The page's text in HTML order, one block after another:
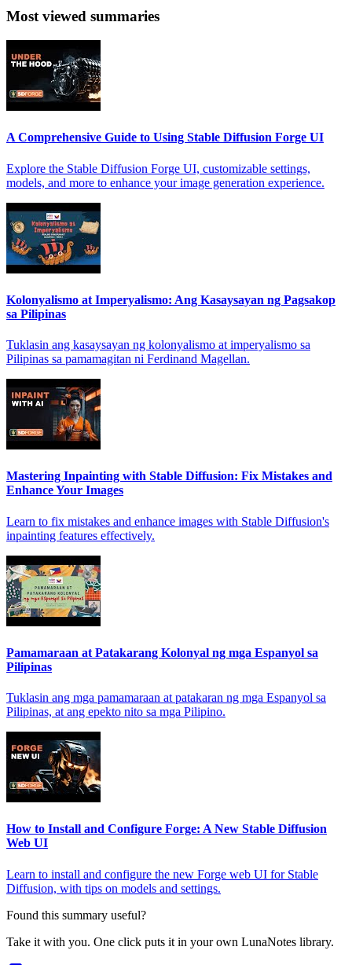
Most viewed summaries
A Comprehensive Guide to Using Stable Diffusion Forge UI
Explore the Stable Diffusion Forge UI, customizable settings,
models, and more to enhance your image generation experience.
Kolonyalismo at Imperyalismo: Ang Kasaysayan ng Pagsakop
sa Pilipinas
Tuklasin ang kasaysayan ng kolonyalismo at imperyalismo sa
Pilipinas sa pamamagitan ni Ferdinand Magellan.
Mastering Inpainting with Stable Diffusion: Fix Mistakes and
Enhance Your Images
Learn to fix mistakes and enhance images with Stable Diffusion's
inpainting features effectively.
Pamamaraan at Patakarang Kolonyal ng mga Espanyol sa
Pilipinas
Tuklasin ang mga pamamaraan at patakaran ng mga Espanyol sa
Pilipinas, at ang epekto nito sa mga Pilipino.
How to Install and Configure Forge: A New Stable Diffusion
Web UI
Learn to install and configure the new Forge web UI for Stable
Diffusion, with tips on models and settings.
Found this summary useful?
Take it with you. One click puts it in your own LunaNotes library.